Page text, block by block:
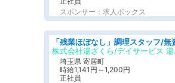
スポンサー：求人ボックス
埼玉県 寄居町
時給1,141円～1,200円
正社員